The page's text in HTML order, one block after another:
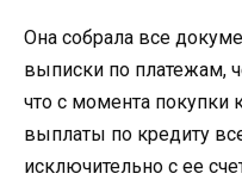
Она собрала все
выписки по платежам,
что с момента покупки
выплаты по кредиту
исключительно с ее